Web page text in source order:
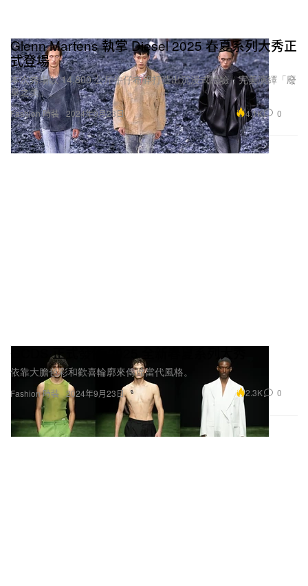
Fashion 時裝
Glenn Martens 執掌 Diesel 2025 春夏系列大秀正
式登場
本次秀場以 14,800 公斤牛仔布碎打造出沉浸式體驗，完美演繹「廢
棄之美」。
2024年9月23日 4.1K 0
Fashion 時裝
GCDS 正式發佈 2025 全新春夏系列大秀
依靠大膽色彩和歡喜輪廓來傳達當代風格。
2024年9月23日 2.3K 0